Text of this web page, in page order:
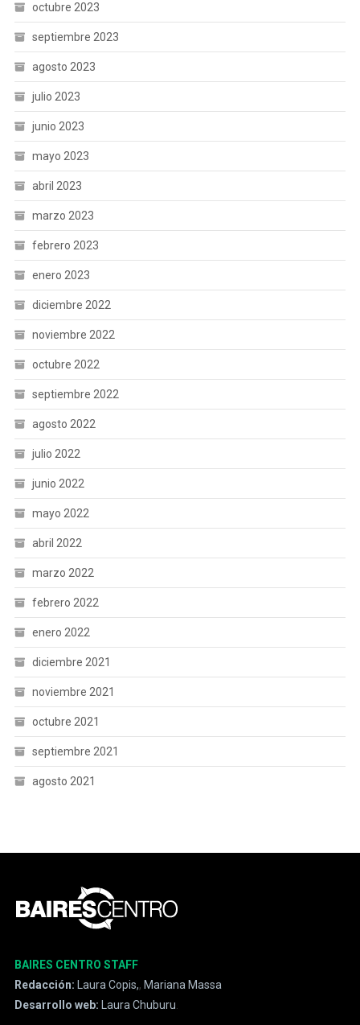
octubre 2023
septiembre 2023
agosto 2023
julio 2023
junio 2023
mayo 2023
abril 2023
marzo 2023
febrero 2023
enero 2023
diciembre 2022
noviembre 2022
octubre 2022
septiembre 2022
agosto 2022
julio 2022
junio 2022
mayo 2022
abril 2022
marzo 2022
febrero 2022
enero 2022
diciembre 2021
noviembre 2021
octubre 2021
septiembre 2021
agosto 2021
BAIRES CENTRO STAFF
Redacción: Laura Copis,, Mariana Massa
Desarrollo web:
Laura Chuburu